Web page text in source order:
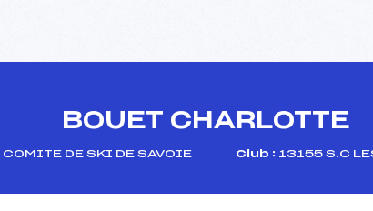
BOUET CHARLOTTE
COMITE DE SKI DE SAVOIE Club : 13155 S.C